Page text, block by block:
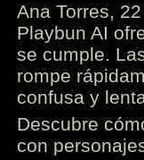
Ana Torres,
Playbun AI
se cumple.
rompe
confusa y
Descubre
con